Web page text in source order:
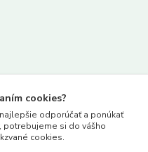
cookies?
odporúčať a ponúkať
potrebujeme si do vášho
cookies.